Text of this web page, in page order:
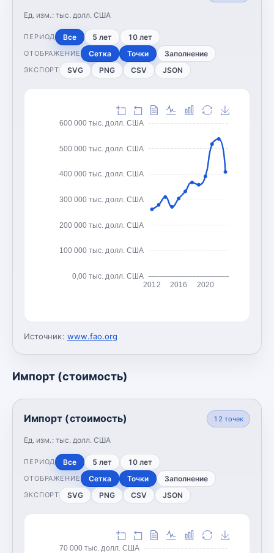
Ед. изм.: тыс. долл. США
ПЕРИОД Все 5 лет 10 лет
ОТОБРАЖЕНИЕ Сетка Точки Заполнение
ЭКСПОРТ SVG PNG CSV JSON
0,00 тыс. долл. США
100 000 тыс. долл. США
200 000 тыс. долл. США
300 000 тыс. долл. США
400 000 тыс. долл. США
500 000 тыс. долл. США
600 000 тыс. долл. США
2012 2016 2020
Источник: www.fao.org
Импорт (стоимость)
Импорт (стоимость)
Ед. изм.: тыс. долл. США
12 точек
ПЕРИОД Все 5 лет 10 лет
ОТОБРАЖЕНИЕ Сетка Точки Заполнение
ЭКСПОРТ SVG PNG CSV JSON
70 000 тыс. долл. США